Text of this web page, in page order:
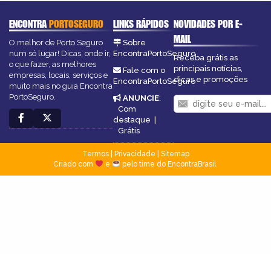
ENCONTRAPORTOSEGURO
O melhor de Porto Seguro
num só lugar! Dicas, onde ir,
o que fazer, as melhores
empresas, locais, serviços e
muito mais no guia Encontra
PortoSeguro.
LINKS RÁPIDOS
Sobre
EncontraPortoSeguro
Fale com o
EncontraPortoSeguro
ANUNCIE:
Com
destaque
Grátis
NOVIDADES POR E-
MAIL
Receba grátis as
principais notícias,
dicas e promoções
Termos| Privacidade
Sitemap
Criado com
e pelo time do EncontraBrasil